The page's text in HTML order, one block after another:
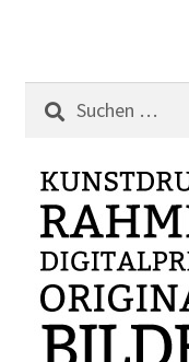
Suchen
nach: